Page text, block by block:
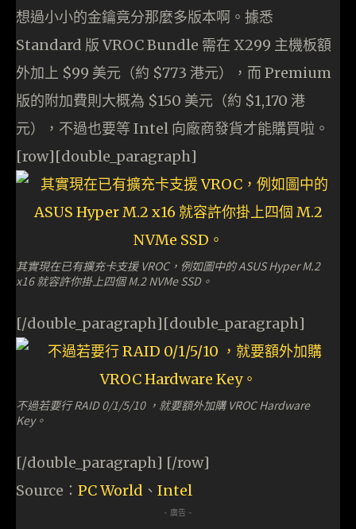
想過小小的金鑰竟分那麼多版本啊。據悉
Standard 版 VROC Bundle 需在 X299 主機板額
外加上 $99 美元（約 $773 港元），而 Premium
版的附加費則大概為 $150 美元（約 $1,170 港
元），不過也要等 Intel 向廠商發貨才能購買啦。
[row][double_paragraph]
其實現在已有擴充卡支援 VROC，例如圖中的 ASUS Hyper M.2
x16 就容許你掛上四個 M.2 NVMe SSD。
[/double_paragraph][double_paragraph]
不過若要行 RAID 0/1/5/10 ，就要額外加購 VROC Hardware
Key。
[/double_paragraph] [/row]
Source： PC World 、 Intel
- 廣告 -